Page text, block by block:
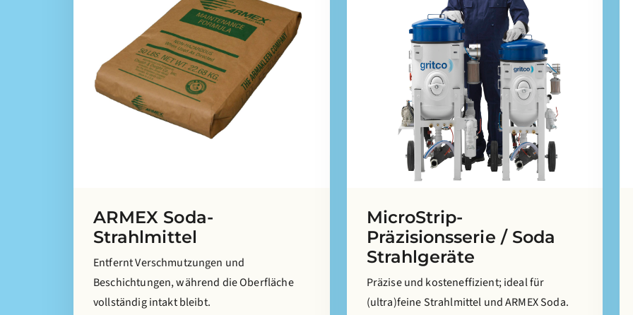
ARMEX Soda-
Strahlmittel
Entfernt Verschmutzungen und
Beschichtungen, während die Oberfläche
vollständig intakt bleibt.
MicroStrip-
Präzisionsserie / Soda
Strahlgeräte
Präzise und kosteneffizient; ideal für
(ultra)feine Strahlmittel und ARMEX Soda.